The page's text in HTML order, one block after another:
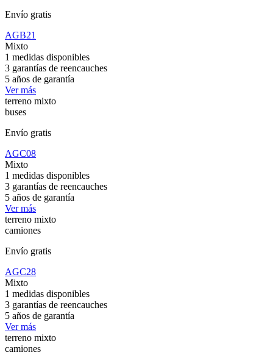
Envío gratis
AGB21
Mixto
1 medidas disponibles
3 garantías de reencauches
5 años de garantía
Ver más
terreno mixto
buses
Envío gratis
AGC08
Mixto
1 medidas disponibles
3 garantías de reencauches
5 años de garantía
Ver más
terreno mixto
camiones
Envío gratis
AGC28
Mixto
1 medidas disponibles
3 garantías de reencauches
5 años de garantía
Ver más
terreno mixto
camiones